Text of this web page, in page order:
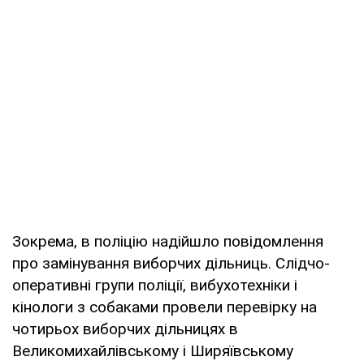
Зокрема, в поліцію надійшло повідомлення
про замінування виборчих дільниць. Слідчо-
оперативні групи поліції, вибухотехніки і
кінологи з собаками провели перевірку на
чотирьох виборчих дільницях в
Великомихайлівському і Ширяївському